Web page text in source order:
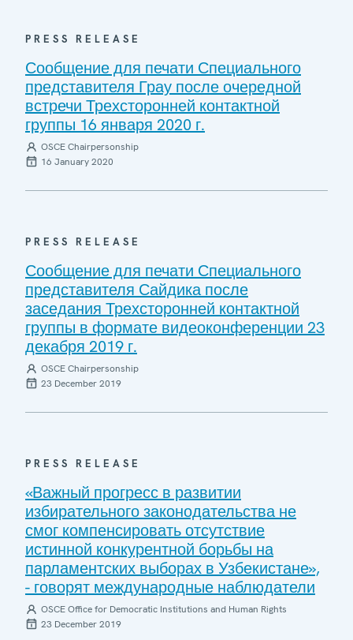
PRESS RELEASE
Сообщение для печати Специального
представителя Грау после очередной
встречи Трехсторонней контактной
группы 16 января 2020 г.
OSCE Chairpersonship
16 January 2020
PRESS RELEASE
Сообщение для печати Специального
представителя Сайдика после
заседания Трехсторонней контактной
группы в формате видеоконференции 23
декабря 2019 г.
OSCE Chairpersonship
23 December 2019
PRESS RELEASE
«Важный прогресс в развитии
избирательного законодательства не
смог компенсировать отсутствие
истинной конкурентной борьбы на
парламентских выборах в Узбекистане»,
- говорят международные наблюдатели
OSCE Office for Democratic Institutions and Human Rights
23 December 2019